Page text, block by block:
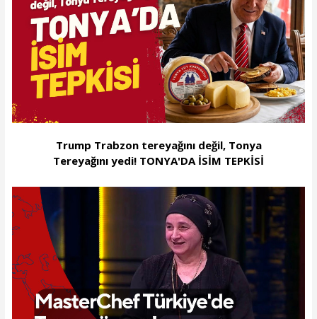
Trump Trabzon tereyağını değil, Tonya
Tereyağını yedi! TONYA'DA İSİM TEPKİSİ